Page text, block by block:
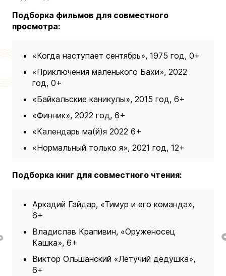
Подборка фильмов для совместного
просмотра:
«Когда наступает сентябрь», 1975 год, 0+
«Приключения маленького Бахи», 2022
год, 0+
«Байкальские каникулы», 2015 год, 6+
«Финник», 2022 год, 6+
«Календарь ма(й)я 2022 6+
«Нормальный только я», 2021 год, 12+
Подборка книг для совместного чтения:
Аркадий Гайдар, «Тимур и его команда»,
6+
Владислав Крапивин, «Оруженосец
Кашка», 6+
Виктор Ольшанский «Летучий дедушка»,
6+